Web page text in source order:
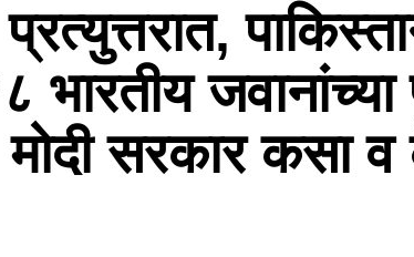
भारतीय जवानांच्या
सरकार कसा व